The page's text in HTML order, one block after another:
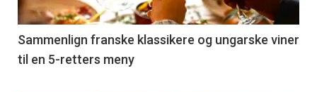
-
5
Sammenlign franske klassikere og ungarske viner
til en 5-retters meny